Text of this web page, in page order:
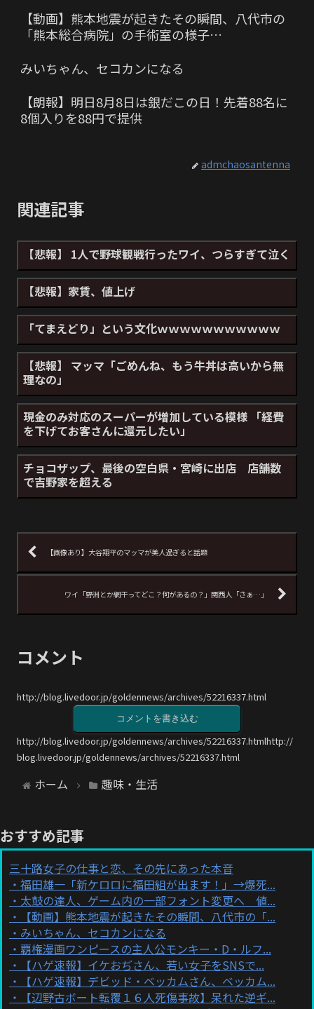
【動画】熊本地震が起きたその瞬間、八代市の
「熊本総合病院」の手術室の様子…
みいちゃん、セコカンになる
【朗報】明日8月8日は銀だこの日！先着88名に
8個入りを88円で提供
admchaosantenna
関連記事
【悲報】 1人で野球観戦行ったワイ、つらすぎて泣く
【悲報】家賃、値上げ
「てまえどり」という文化ｗｗｗｗｗｗｗｗｗｗｗ
【悲報】 マッマ「ごめんね、もう牛丼は高いから無
理なの」
現金のみ対応のスーパーが増加している模様 「経費
を下げてお客さんに還元したい」
チョコザップ、最後の空白県・宮崎に出店 店舗数
で吉野家を超える
【画像あり】大谷翔平のマッマが美人過ぎると話題
ワイ「野洲とか網干ってどこ？何があるの？」関西人「さぁ…」
コメント
http://blog.livedoor.jp/goldennews/archives/52216337.html
コメントを書き込む
http://blog.livedoor.jp/goldennews/archives/52216337.htmlhttp://
blog.livedoor.jp/goldennews/archives/52216337.html
ホーム 趣味・生活
おすすめ記事
三十路女子の仕事と恋、その先にあった本音
福田雄一「新ケロロに福田組が出ます！」→爆死...
太鼓の達人、ゲーム内の一部フォント変更へ 値...
【動画】熊本地震が起きたその瞬間、八代市の「...
みいちゃん、セコカンになる
覇権漫画ワンピースの主人公モンキー・D・ルフ...
【ハゲ速報】イケおぢさん、若い女子をSNSで...
【ハゲ速報】デビッド・ベッカムさん、ベッカム...
【辺野古ボート転覆１６人死傷事故】呆れた逆ギ...